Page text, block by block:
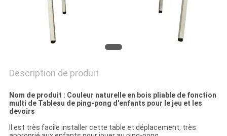
PRIVACY
Description de produit
Nom de produit : Couleur naturelle en bois pliable de fonction
multi de Tableau de ping-pong d'enfants pour le jeu et les
devoirs
Il est très facile installer cette table et déplacement, très